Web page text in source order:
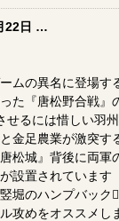
22日 ️…
ムの異名に登場す
た『唐松野合戦』
せるには惜しい羽
金足農業が激突す
松城』背後に両軍
設置されています
堀のハンプバック
攻めをオススメし